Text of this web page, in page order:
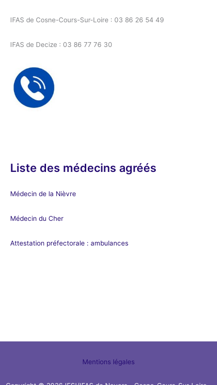
IFAS de Cosne-Cours-Sur-Loire : 03 86 26 54 49
IFAS de Decize : 03 86 77 76 30
Liste des médecins agréés
Médecin de la Nièvre
Médecin du Cher
Attestation préfectorale : ambulances
Mentions légales